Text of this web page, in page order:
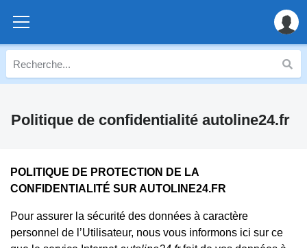
Politique de confidentialité autoline24.fr
POLITIQUE DE PROTECTION DE LA
CONFIDENTIALITÉ SUR AUTOLINE24.FR
Pour assurer la sécurité des données à caractère
personnel de l’Utilisateur, nous vous informons ici sur ce